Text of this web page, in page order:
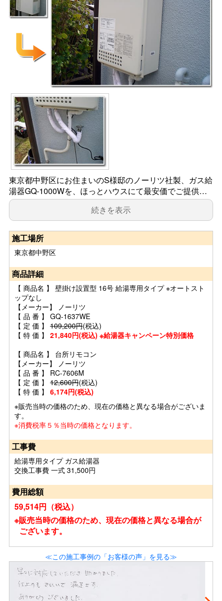
東京都中野区にお住まいのS様邸のノーリツ社製、ガス給
湯器GQ-1000Wを、ほっとハウスにて最安価でご提供…
続きを表示
施工場所
東京都中野区
商品詳細
【 商品名 】 壁掛け設置型 16号 給湯専用タイプ ※オートスト
ップなし
【メーカー】 ノーリツ
【 品 番 】 GQ-1637WE
【 定 価 】 109,200円(税込)
【 特 価 】 21,840円(税込) ※給湯器キャンペーン特別価格
【 商品名 】 台所リモコン
【メーカー】 ノーリツ
【 品 番 】 RC-7606M
【 定 価 】 12,600円(税込)
【 特 価 】 6,174円(税込)
※販売当時の価格のため、現在の価格と異なる場合がございま
す。
※消費税率５％当時の価格となります。
工事費
給湯専用タイプ ガス給湯器
交換工事費 一式 31,500円
費用総額
59,514円（税込）
※販売当時の価格のため、現在の価格と異なる場合が
ございます。
≪この施工事例の「お客様の声」を見る≫